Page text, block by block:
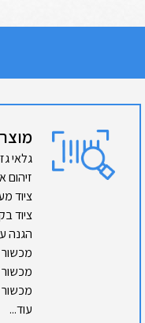
גלאי גז
זיהום
ציוד
ציוד
הגנה
מכשור
מכשור
עוד...